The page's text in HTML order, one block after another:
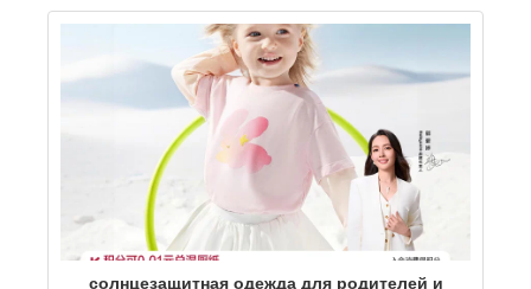
солнцезащитная одежда для родителей и